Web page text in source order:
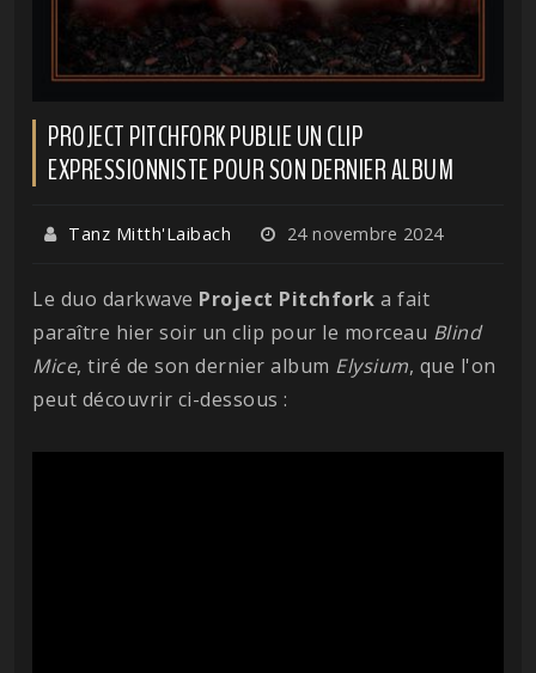
PROJECT PITCHFORK PUBLIE UN CLIP
EXPRESSIONNISTE POUR SON DERNIER ALBUM
Tanz Mitth'Laibach 24 novembre 2024
Le duo darkwave Project Pitchfork a fait
paraître hier soir un clip pour le morceau Blind
Mice, tiré de son dernier album Elysium, que l'on
peut découvrir ci-dessous :